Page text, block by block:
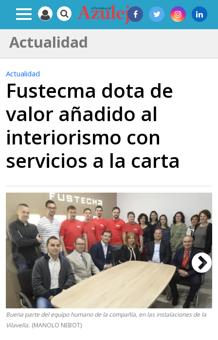
Actualidad
Actualidad
Fustecma dota de
valor añadido al
interiorismo con
servicios a la carta
Buena parte del equipo humano de la compañía, en las instalaciones de la
Vilavella. (MANOLO NEBOT)